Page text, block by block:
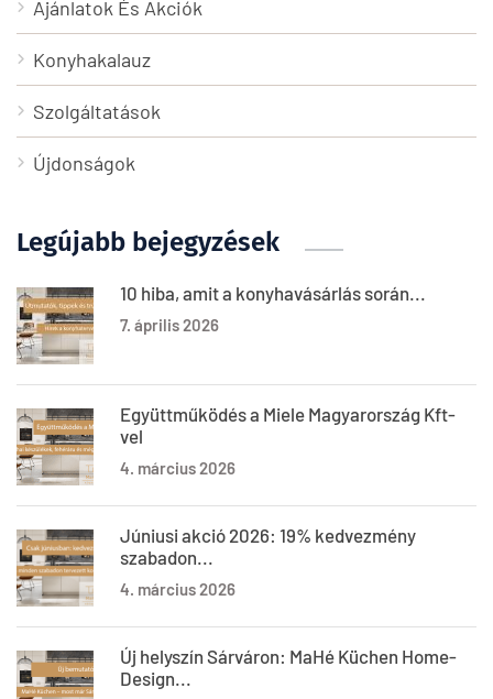
Ajánlatok És Akciók
Konyhakalauz
Szolgáltatások
Újdonságok
Legújabb bejegyzések
10 hiba, amit a konyhavásárlás során...
7. április 2026
Együttműködés a Miele Magyarország Kft-
vel
4. március 2026
Júniusi akció 2026: 19% kedvezmény
szabadon...
4. március 2026
Új helyszín Sárváron: MaHé Küchen Home-
Design...